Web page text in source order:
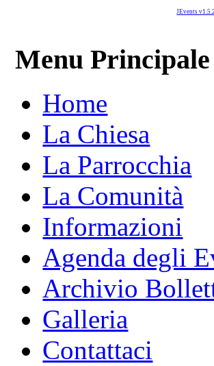
JEvents v1.5.2
Menu Principale
Home
La Chiesa
La Parrocchia
La Comunità
Informazioni
Agenda degli
Archivio
Galleria
Contattaci